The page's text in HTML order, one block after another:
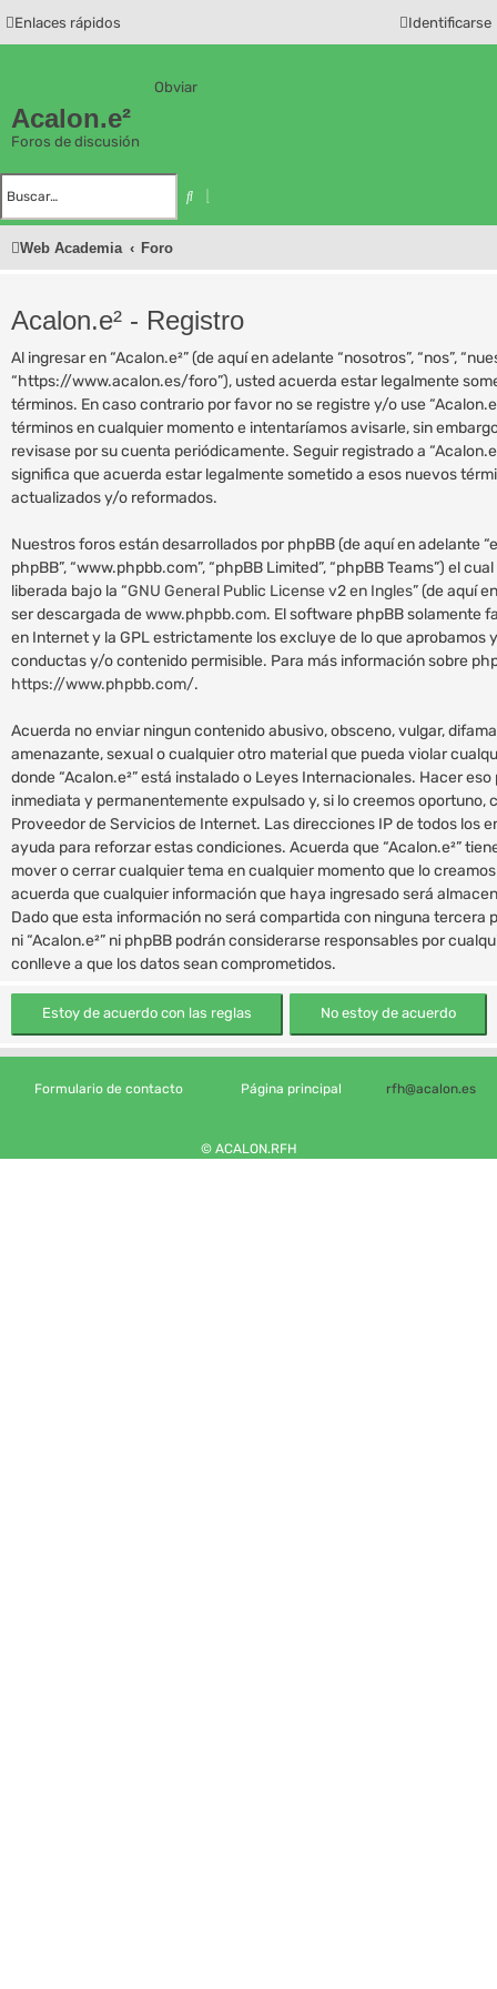
Enlaces rápidos Identificarse
Acalon.e²
Foros de discusión
Obviar
B
ú
s
a
n
a
d
a
Web Academia Foro
Acalon.e² - Registro
Al ingresar en “Acalon.e²” (de aquí en adelante “nosotros”, “nos”,
“https://www.acalon.es/foro”), usted acuerda estar legalmente
términos. En caso contrario por favor no se registre y/o use
términos en cualquier momento e intentaríamos avisarle, sin
revisase por su cuenta periódicamente. Seguir registrado a
significa que acuerda estar legalmente sometido a esos nuevos
actualizados y/o reformados.
Nuestros foros están desarrollados por phpBB (de aquí en adelante
phpBB”, “www.phpbb.com”, “phpBB Limited”, “phpBB Teams”) el
liberada bajo la “GNU General Public License v2 en Ingles” (de aquí
ser descargada dewww.phpbb.com. El software phpBB solamente
en Internet y la GPL estrictamente los excluye de lo que aprobamos
conductas y/o contenido permisible. Para más información sobre
https://www.phpbb.com/.
Acuerda no enviar ningun contenido abusivo, obsceno, vulgar,
amenazante, sexual o cualquier otro material que pueda violar
donde “Acalon.e²” está instalado o Leyes Internacionales. Hacer
inmediata y permanentemente expulsado y, si lo creemos oportuno,
Proveedor de Servicios de Internet. Las direcciones IP de todos los
ayuda para reforzar estas condiciones. Acuerda que “Acalon.e²”
mover o cerrar cualquier tema en cualquier momento que lo
acuerda que cualquier información que haya ingresado será
Dado que esta información no será compartida con ninguna tercera
ni “Acalon.e²” ni phpBB podrán considerarse responsables por
conlleve a que los datos sean comprometidos.
Formulario de contacto Página principal rfh@acalon.es
© ACALON.RFH